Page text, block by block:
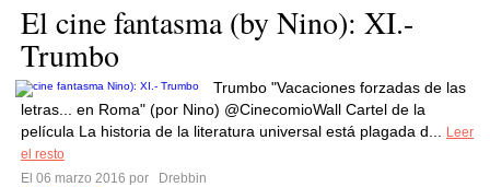
El cine fantasma (by Nino): XI.-
Trumbo
Trumbo "Vacaciones forzadas de las
letras... en Roma" (por Nino) @CinecomioWall Cartel de la
película La historia de la literatura universal está plagada d...
Leer
el resto
El 06 marzo 2016 por
Drebbin